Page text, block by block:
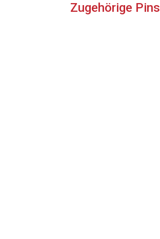
Zugehörige Pins